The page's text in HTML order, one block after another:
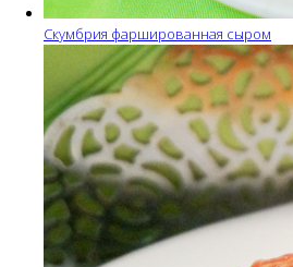
Скумбрия фаршированная сыром